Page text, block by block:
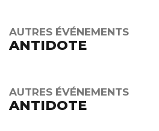
AUTRES ÉVÉNEMENTS
ANTIDOTE
AUTRES ÉVÉNEMENTS
ANTIDOTE